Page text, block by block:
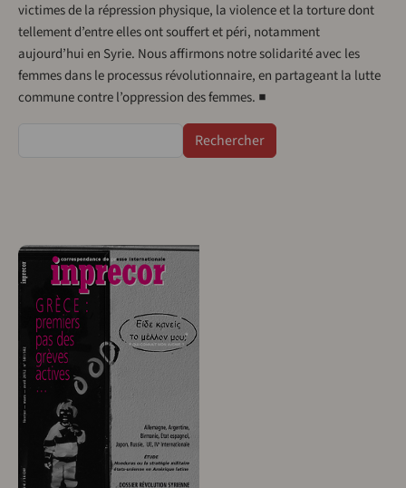
victimes de la répression physique, la violence et la torture dont
tellement d’entre elles ont souffert et péri, notamment
aujourd’hui en Syrie. Nous affirmons notre solidarité avec les
femmes dans le processus révolutionnaire, en partageant la lutte
commune contre l’oppression des femmes. ■